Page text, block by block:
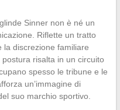
Sinner non è né un
Riflette un tratto
la discrezione familiare
risalta in un circuito
spesso le tribune e le
un’immagine di
suo marchio sportivo.